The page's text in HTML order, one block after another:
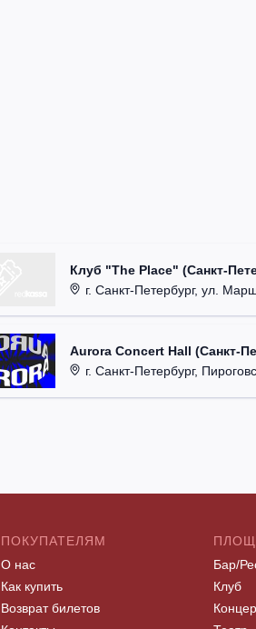
Клуб "The Place" (Санкт-
г. Санкт-Петербург, ул.
Aurora Concert Hall (Санкт-
г. Санкт-Петербург, Пироговская
ПОКУПАТЕЛЯМ
О нас
Как купить
Возврат билетов
Бар/
Клуб